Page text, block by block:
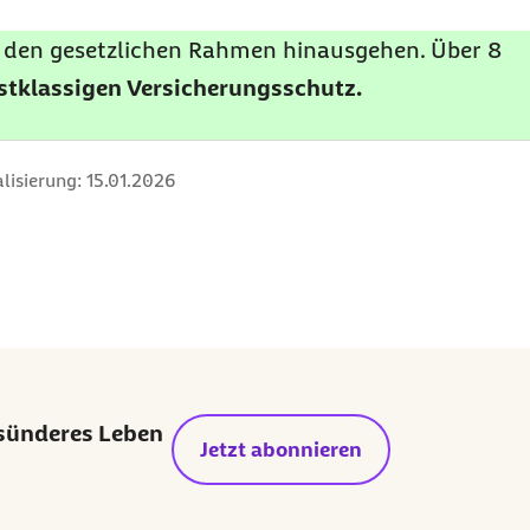
gesetzlichen Rahmen hinausgehen. Über 8
Versicherungsschutz.
15.01.2026
Leben
Jetzt abonnieren